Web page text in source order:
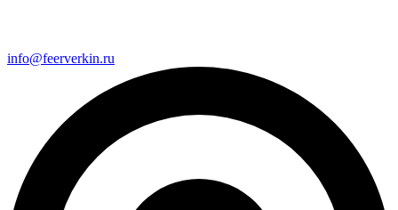
info@feerverkin.ru